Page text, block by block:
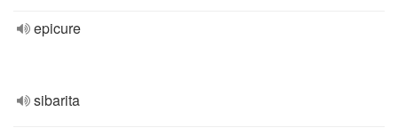
epicure
sibarita